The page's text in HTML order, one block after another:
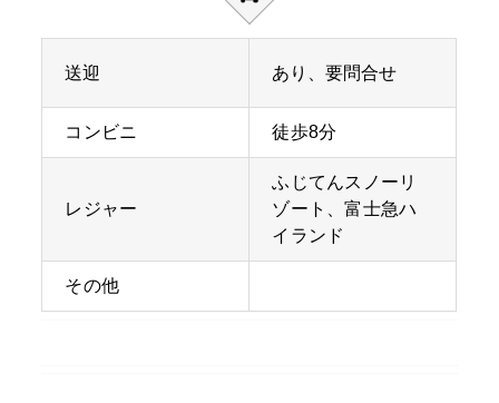
送迎 あり、要問合せ
コンビニ 徒歩8分
レジャー
ふじてんスノーリ
ゾート、富士急ハ
イランド
その他